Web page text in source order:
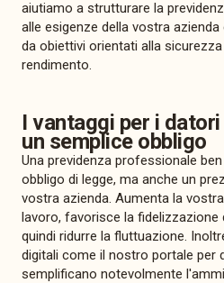
aiutiamo a strutturare la
alle esigenze della vostra
da obiettivi orientati alla
rendimento.
I vantaggi per i
un semplice obbligo
Una previdenza professionale
obbligo di legge, ma anche un
vostra azienda. Aumenta la
lavoro, favorisce la fidelizzazione
quindi ridurre la fluttuazione.
digitali come il nostro portale per
semplificano notevolmente